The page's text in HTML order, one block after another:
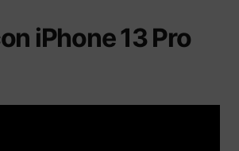
iPhone 13 Pro